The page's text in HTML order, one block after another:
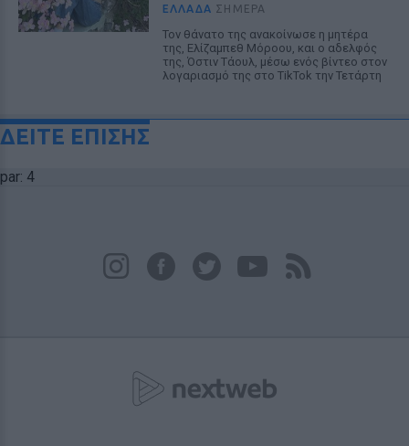
ΕΛΛΆΔΑ ΣΉΜΕΡΑ
Τον θάνατο της ανακοίνωσε η μητέρα
της, Ελίζαμπεθ Μόροου, και ο αδελφός
της, Όστιν Τάουλ, μέσω ενός βίντεο στον
λογαριασμό της στο TikTok την Τετάρτη
ΔΕΙΤΕ ΕΠΙΣΗΣ
par: 4